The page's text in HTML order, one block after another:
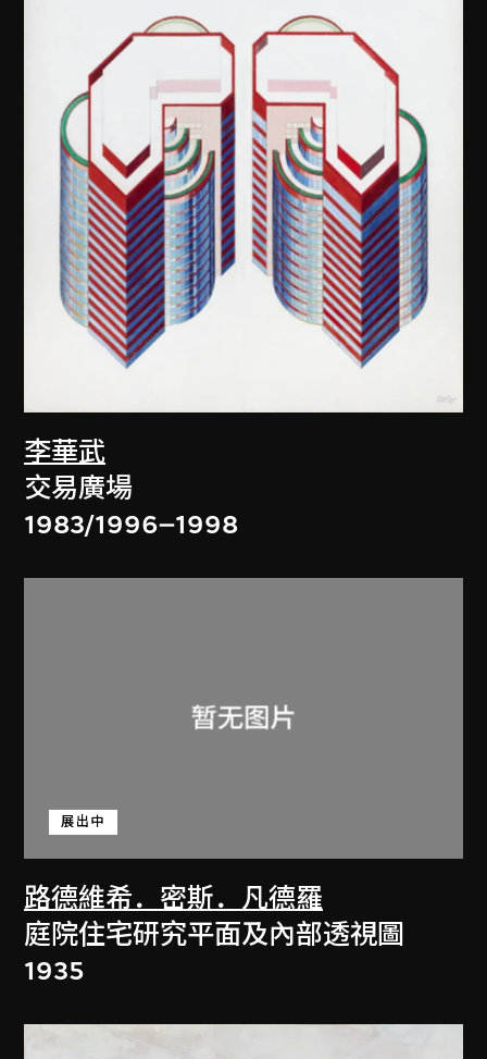
李華武
交易廣場
1983/1996–1998
路德維希．密斯．凡德羅
展出中
庭院住宅研究平面及內部透視圖
1935